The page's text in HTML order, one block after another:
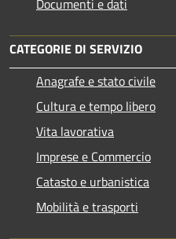
CATEGORIE DI SERVIZIO
Anagrafe e stato civile
Cultura e tempo libero
Vita lavorativa
Imprese e Commercio
Catasto e urbanistica
Mobilità e trasporti